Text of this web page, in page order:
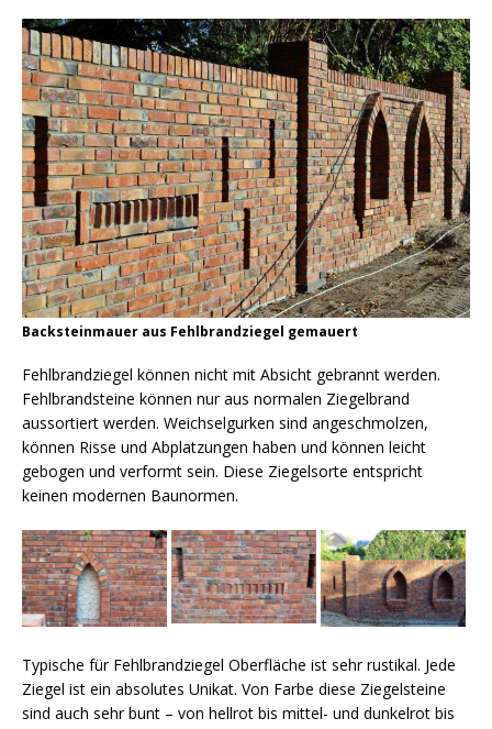
Backsteinmauer aus Fehlbrandziegel gemauert
Fehlbrandziegel können nicht mit Absicht gebrannt werden.
Fehlbrandsteine können nur aus normalen Ziegelbrand
aussortiert werden. Weichselgurken sind angeschmolzen,
können Risse und Abplatzungen haben und können leicht
gebogen und verformt sein. Diese Ziegelsorte entspricht
keinen modernen Baunormen.
Typische für Fehlbrandziegel Oberfläche ist sehr rustikal. Jede
Ziegel ist ein absolutes Unikat. Von Farbe diese Ziegelsteine
sind auch sehr bunt – von hellrot bis mittel- und dunkelrot bis